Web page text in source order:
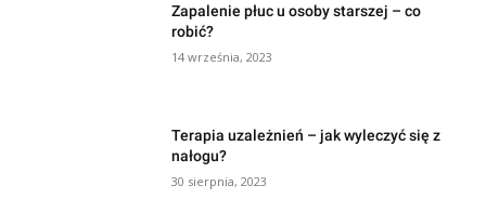
Zapalenie płuc u osoby starszej – co
robić?
14 września, 2023
Terapia uzależnień – jak wyleczyć się z
nałogu?
30 sierpnia, 2023